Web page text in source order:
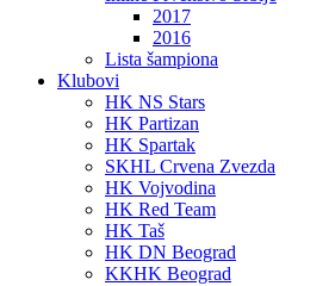
2017
2016
Lista šampiona
Klubovi
HK NS Stars
HK Partizan
HK Spartak
SKHL Crvena Zvezda
HK Vojvodina
HK Red Team
HK Taš
HK DN Beograd
KKHK Beograd